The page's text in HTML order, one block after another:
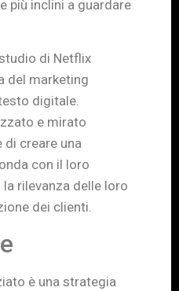
più inclini a guardare
di Netflix
del marketing
digitale.
e mirato
di creare una
con il loro
rilevanza delle loro
dei clienti.
è una strategia